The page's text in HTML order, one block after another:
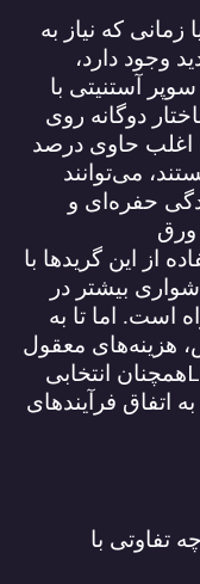
که نیاز به
وجود دارد،
آستنیتی با
دوگانه روی
اغلب حاوی درصد
می‌توانند
حفره‌ای و
ورق
از این گریدها با
بیشتر در
است. اما تا به
هزینه‌های معقول
Lهمچنان انتخابی
اتفاق فرآیندهای
تفاوتی با